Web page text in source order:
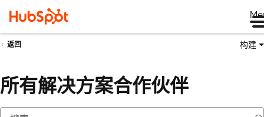
返回 构建
所有解决方案合作伙伴